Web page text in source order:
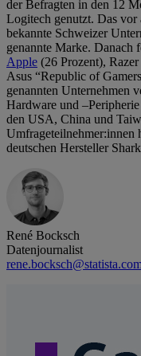
der Befragten in den 12
Logitech genutzt. Das vor
bekannte Schweizer
genannte Marke. Danach
Apple (26 Prozent),
Asus “Republic of
genannten Unternehmen
Hardware und
den USA, China und
Umfrageteilnehmer:innen
deutschen Hersteller
René Bocksch
Datenjournalist